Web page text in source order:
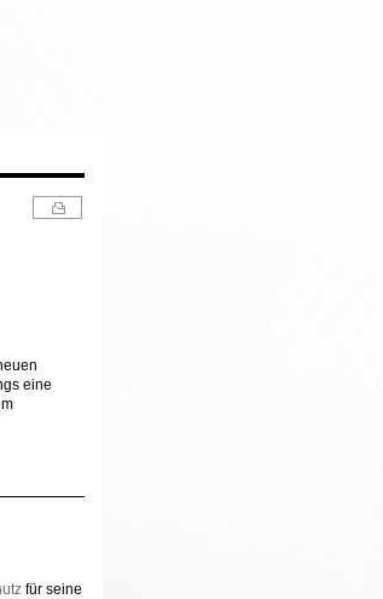
eine
für seine